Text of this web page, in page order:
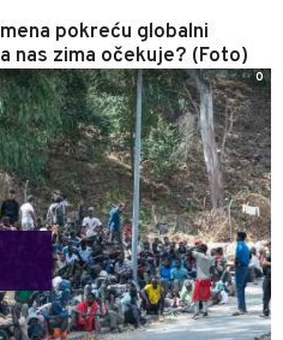
pokreću globalni
nas zima očekuje? (Foto)
0